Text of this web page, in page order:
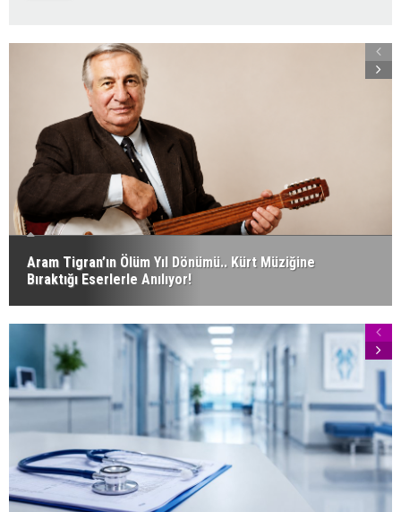
Aram Tigran’ın Ölüm Yıl Dönümü.. Kürt Müziğine
Bıraktığı Eserlerle Anılıyor!